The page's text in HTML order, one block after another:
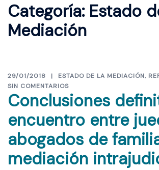
Categoría: Estado
Mediación
29/01/2018 ESTADO DE LA MEDIACIÓN,
SIN COMENTARIOS
Conclusiones
encuentro entre
abogados de
mediación